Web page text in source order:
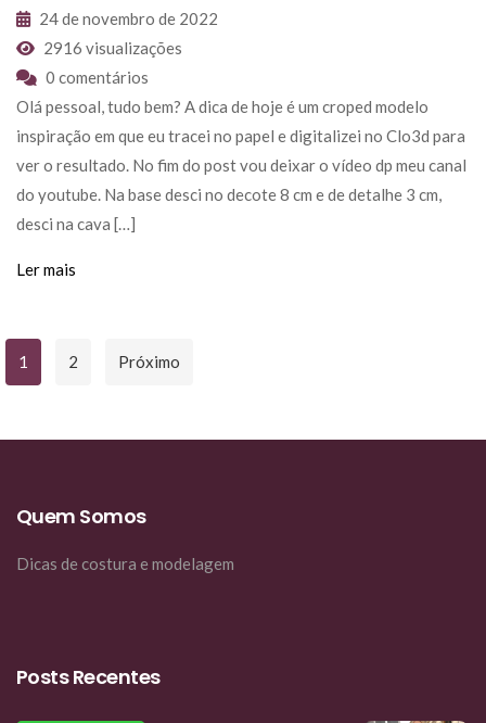
24 de novembro de 2022
2916 visualizações
0 comentários
Olá pessoal, tudo bem? A dica de hoje é um croped modelo
inspiração em que eu tracei no papel e digitalizei no Clo3d para
ver o resultado. No fim do post vou deixar o vídeo dp meu canal
do youtube. Na base desci no decote 8 cm e de detalhe 3 cm,
desci na cava […]
Ler mais
Paginação
Posts
1 2 Próximo
Quem Somos
Dicas de costura e modelagem
Posts Recentes